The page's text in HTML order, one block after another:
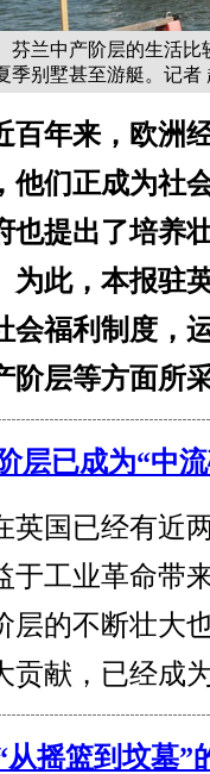
芬兰中产阶层的生活比
季别墅甚至游艇。记者
百年来，欧洲
他们正成为社
也提出了培养
为此，本报驻
会福利制度，
阶层等方面所
层已成为“中
国已经有近
于工业革命带
层的不断壮大
贡献，已经成
从摇篮到坟墓”